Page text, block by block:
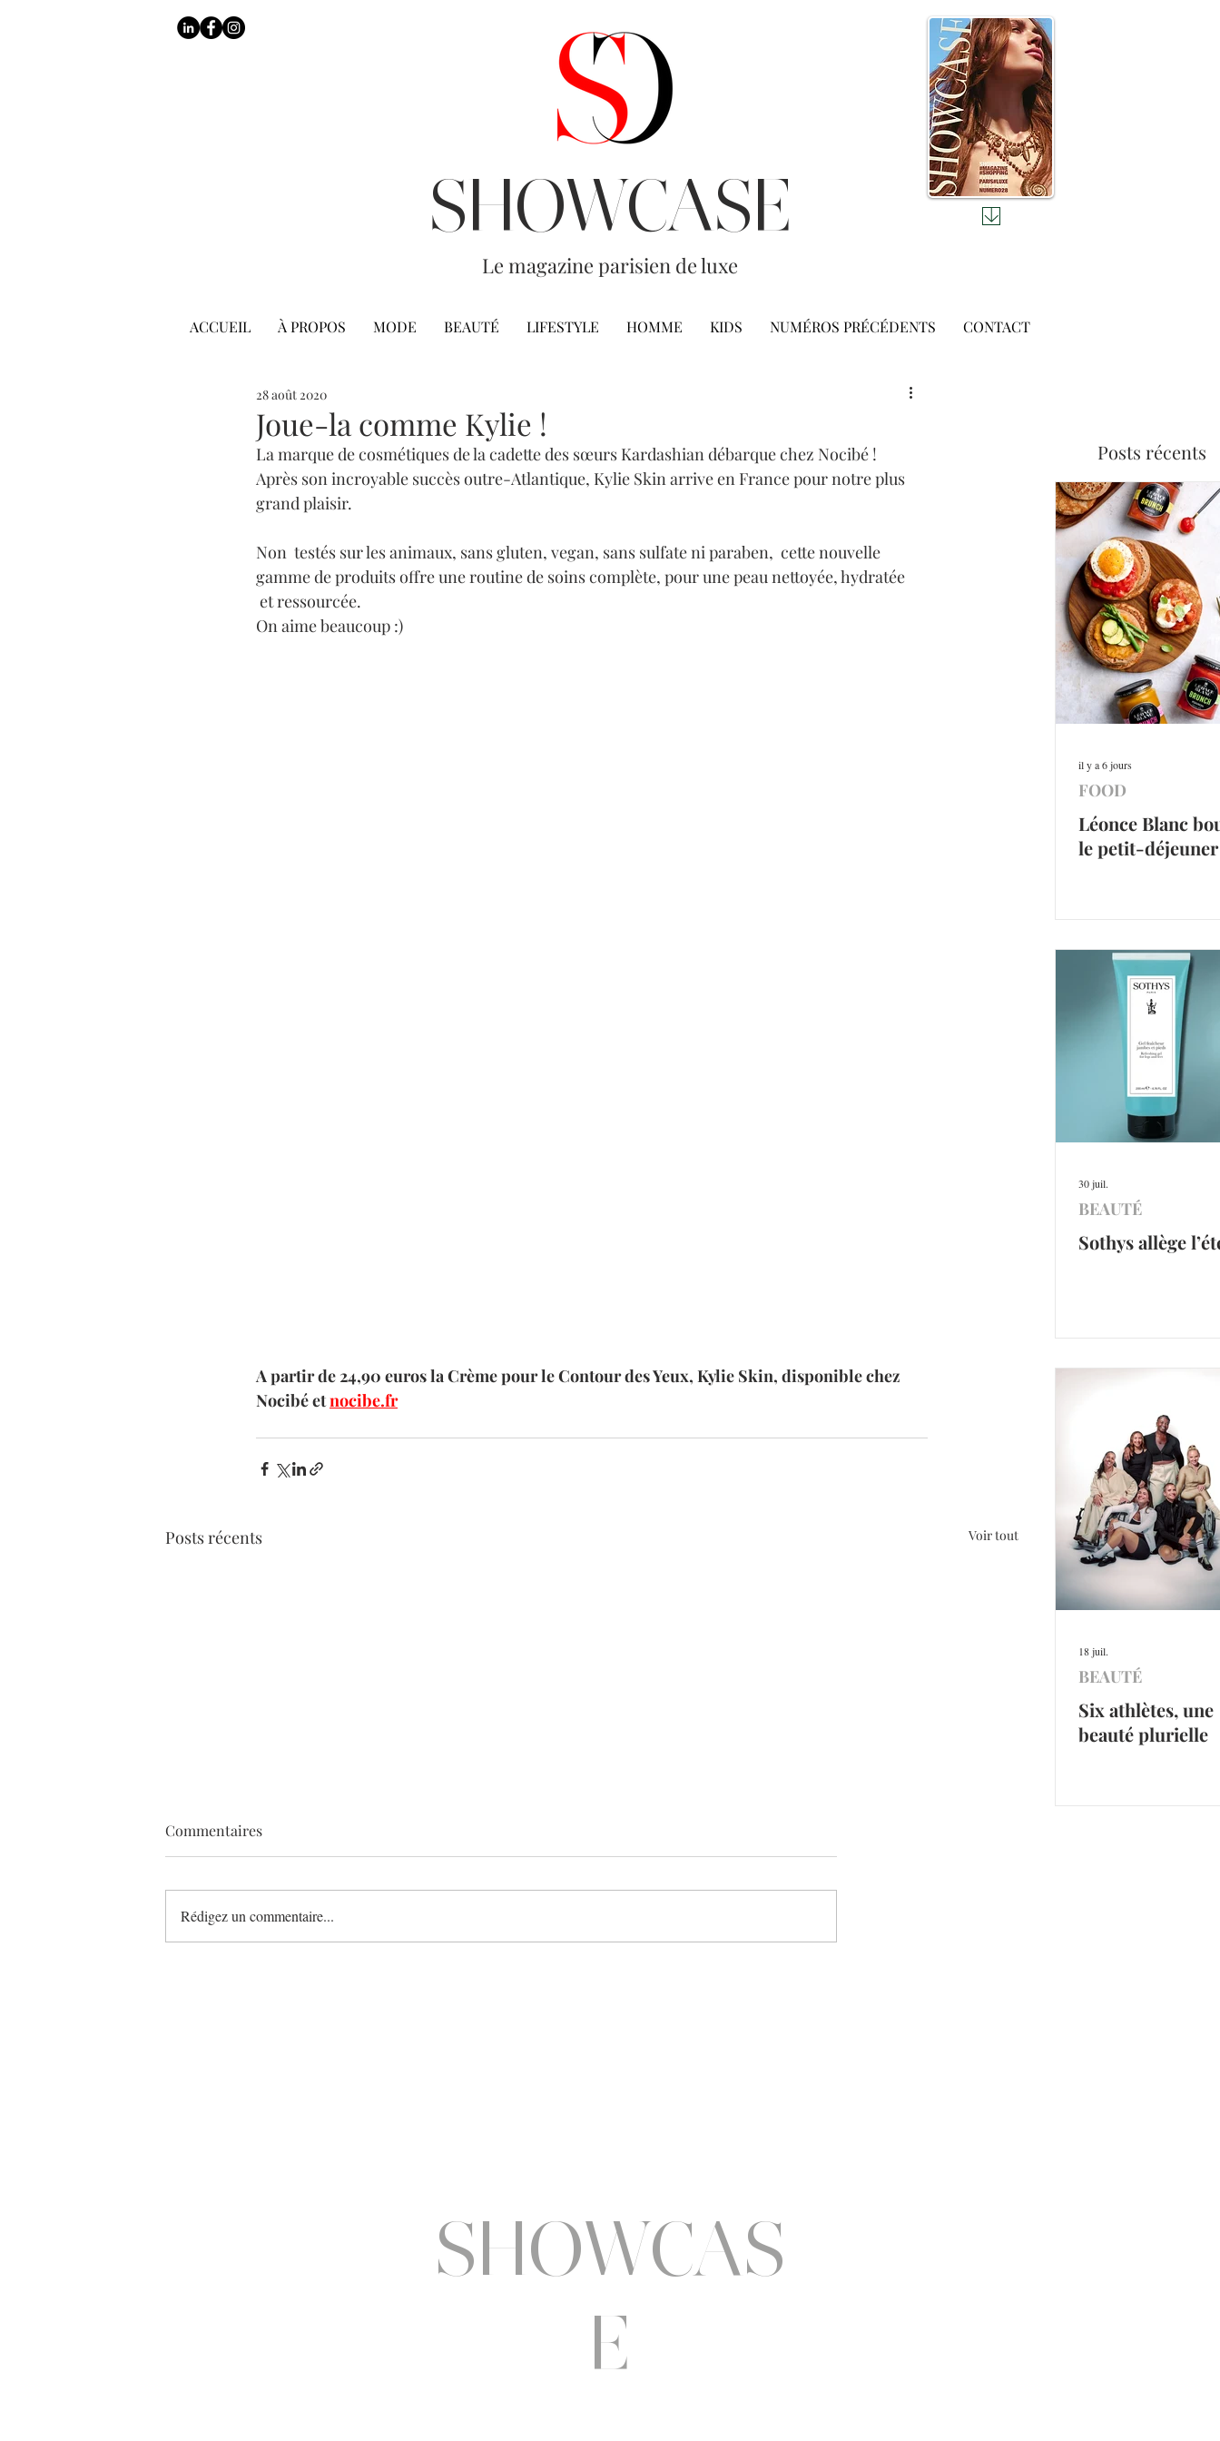
SHOWCASE
Le magazine parisien de luxe
ACCUEIL À PROPOS MODE BEAUTÉ LIFESTYLE HOMME KIDS NUMÉROS PRÉCÉDENTS CONTACT
Joue-la comme Kylie !
28 août 2020
La marque de cosmétiques de la cadette des sœurs Kardashian débarque chez Nocibé !
Après son incroyable succès outre-Atlantique, Kylie Skin arrive en France pour notre plus
grand plaisir.
Non  testés sur les animaux, sans gluten, vegan, sans sulfate ni paraben,  cette nouvelle
gamme de produits offre une routine de soins complète, pour une peau nettoyée, hydratée
et ressourcée.
On aime beaucoup :)
A partir de 24,90 euros la Crème pour le Contour des Yeux, Kylie Skin, disponible chez
Nocibé et nocibe.fr
Posts récents Voir tout
Commentaires
Rédigez un commentaire...
Léonce Blanc
le petit-déjeuner
FOOD
il y a 6 jours
Sothys allège
BEAUTÉ
30 juil.
Six athlètes, une
beauté plurielle
BEAUTÉ
18 juil.
Posts récents
SHOWCAS
E